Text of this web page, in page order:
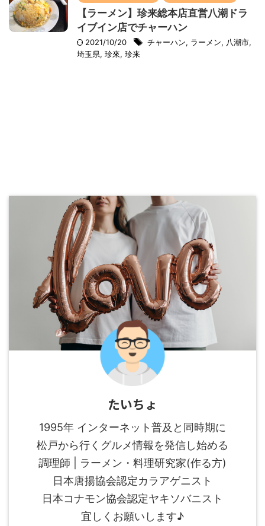
【ラーメン】珍来総本店直営八潮ドラ
イブイン店でチャーハン
2021/10/20 チャーハン, ラーメン, 八潮市,
埼玉県, 珍來, 珍来
たいちょ
1995年 インターネット普及と同時期に
松戸から行くグルメ情報を発信し始める
調理師 | ラーメン・料理研究家(作る方)
日本唐揚協会認定カラアゲニスト
日本コナモン協会認定ヤキソバニスト
宜しくお願いします♪